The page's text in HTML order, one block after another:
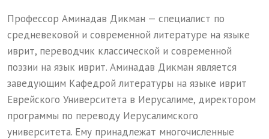
Профессор Аминадав Дикман — специалист по
средневековой и современной литературе на языке
иврит, переводчик классической и современной
поэзии на язык иврит. Аминадав Дикман является
заведующим Кафедрой литературы на языке иврит
Еврейского Университета в Иерусалиме, директором
программы по переводу Иерусалимского
университета. Ему принадлежат многочисленные